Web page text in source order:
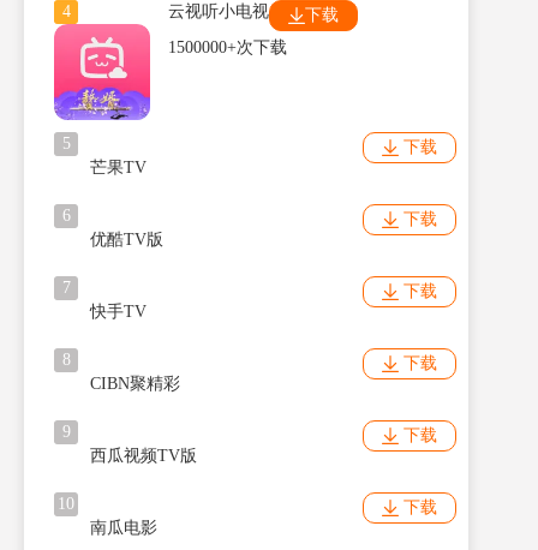
4 云视听小电视
下载
1500000+次下载
5
芒果TV
下载
6
优酷TV版
下载
7
快手TV
下载
8
CIBN聚精彩
下载
9
西瓜视频TV版
下载
10
南瓜电影
下载